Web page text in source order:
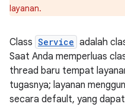
layanan.
Class Service adalah
Saat Anda memperluas
thread baru tempat
tugasnya; layanan
secara default, yang